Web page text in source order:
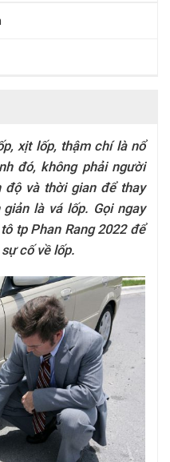
xịt lốp, thậm chí là nổ
đó, không phải người
và thời gian để thay
là vá lốp. Gọi ngay
tp Phan Rang 2022 để
cố về lốp.